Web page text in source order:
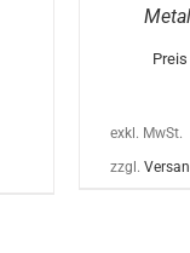
exkl. MwSt.
zzgl.